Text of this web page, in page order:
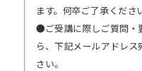
ます。何卒ご了承くださ
●ご受講に際しご質問・
ら、下記メールアドレ
さい。